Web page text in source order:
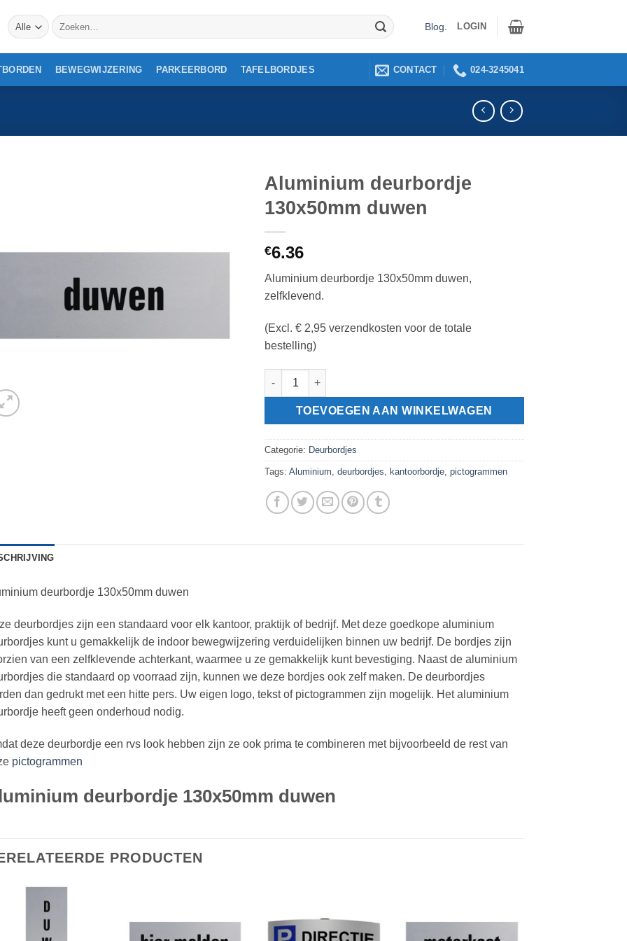
Zoeken
naar:
Blog LOGIN
BEWEGWIJZERING PARKEERBORD TAFELBORDJES CONTACT 024-3245041
Aluminium deurbordje
130x50mm duwen
€6.36
Aluminium deurbordje 130x50mm duwen,
zelfklevend.
(Excl. € 2,95 verzendkosten voor de totale
bestelling)
Aluminium deurbordje 130x50mm duwen aantal
TOEVOEGEN AAN WINKELWAGEN
Categorie: Deurbordjes
Tags:Aluminium ,deurbordjes ,kantoorbordje ,pictogrammen
deurbordje 130x50mm duwen
deurbordjes zijn een standaard voor elk kantoor, praktijk of bedrijf. Met deze goedkope aluminium
kunt u gemakkelijk de indoor bewegwijzering verduidelijken binnen uw bedrijf. De bordjes zijn
van een zelfklevende achterkant, waarmee u ze gemakkelijk kunt bevestiging. Naast de aluminium
die standaard op voorraad zijn, kunnen we deze bordjes ook zelf maken. De deurbordjes
dan gedrukt met een hitte pers. Uw eigen logo, tekst of pictogrammen zijn mogelijk. Het aluminium
heeft geen onderhoud nodig.
deze deurbordje een rvs look hebben zijn ze ook prima te combineren met bijvoorbeeld de rest van
pictogrammen
deurbordje 130x50mm duwen
PRODUCTEN